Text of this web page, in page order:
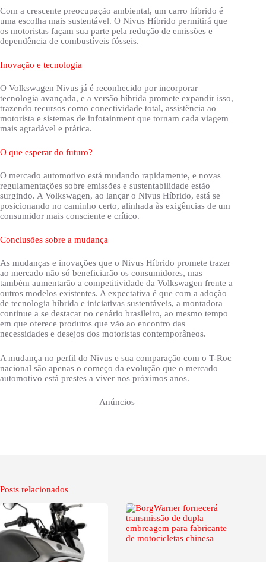
Com a crescente preocupação ambiental, um carro híbrido é
uma escolha mais sustentável. O Nivus Híbrido permitirá que
os motoristas façam sua parte pela redução de emissões e
dependência de combustíveis fósseis.
Inovação e tecnologia
O Volkswagen Nivus já é reconhecido por incorporar
tecnologia avançada, e a versão híbrida promete expandir isso,
trazendo recursos como conectividade total, assistência ao
motorista e sistemas de infotainment que tornam cada viagem
mais agradável e prática.
O que esperar do futuro?
O mercado automotivo está mudando rapidamente, e novas
regulamentações sobre emissões e sustentabilidade estão
surgindo. A Volkswagen, ao lançar o Nivus Híbrido, está se
posicionando no caminho certo, alinhada às exigências de um
consumidor mais consciente e crítico.
Conclusões sobre a mudança
As mudanças e inovações que o Nivus Híbrido promete trazer
ao mercado não só beneficiarão os consumidores, mas
também aumentarão a competitividade da Volkswagen frente a
outros modelos existentes. A expectativa é que com a adoção
de tecnologia híbrida e iniciativas sustentáveis, a montadora
continue a se destacar no cenário brasileiro, ao mesmo tempo
em que oferece produtos que vão ao encontro das
necessidades e desejos dos motoristas contemporâneos.
A mudança no perfil do Nivus e sua comparação com o T-Roc
nacional são apenas o começo da evolução que o mercado
automotivo está prestes a viver nos próximos anos.
Anúncios
Posts relacionados